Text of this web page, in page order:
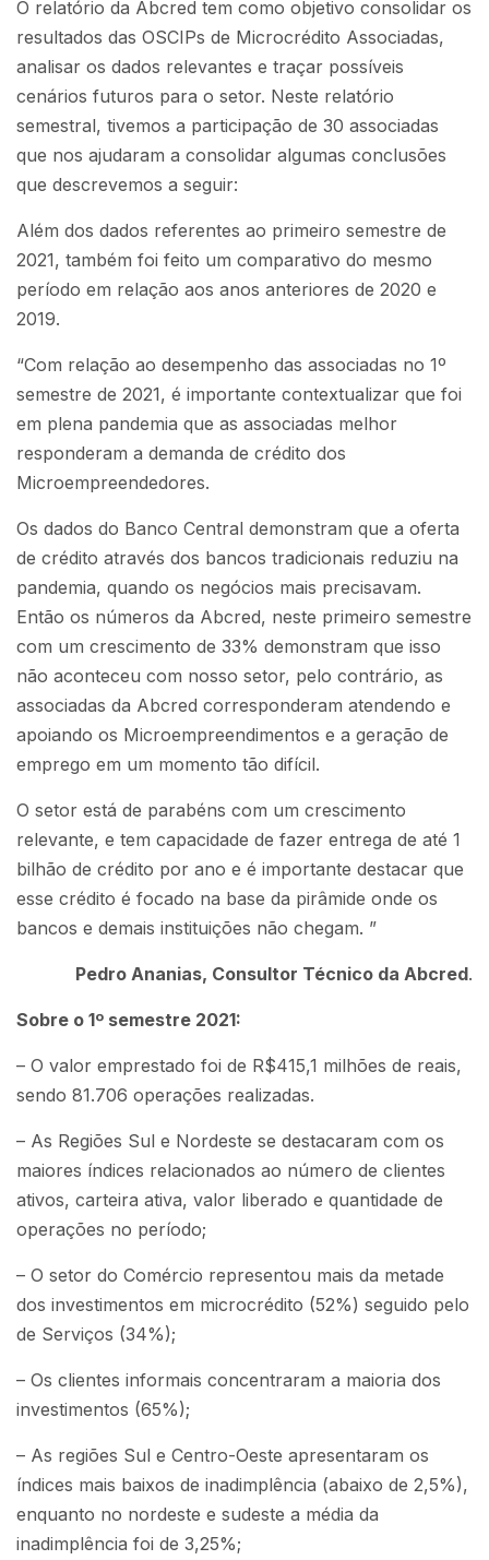
O relatório da Abcred tem como objetivo consolidar os
resultados das OSCIPs de Microcrédito Associadas,
analisar os dados relevantes e traçar possíveis
cenários futuros para o setor. Neste relatório
semestral, tivemos a participação de 30 associadas
que nos ajudaram a consolidar algumas conclusões
que descrevemos a seguir:
Além dos dados referentes ao primeiro semestre de
2021, também foi feito um comparativo do mesmo
período em relação aos anos anteriores de 2020 e
2019.
“Com relação ao desempenho das associadas no 1º
semestre de 2021, é importante contextualizar que foi
em plena pandemia que as associadas melhor
responderam a demanda de crédito dos
Microempreendedores.
Os dados do Banco Central demonstram que a oferta
de crédito através dos bancos tradicionais reduziu na
pandemia, quando os negócios mais precisavam.
Então os números da Abcred, neste primeiro semestre
com um crescimento de 33% demonstram que isso
não aconteceu com nosso setor, pelo contrário, as
associadas da Abcred corresponderam atendendo e
apoiando os Microempreendimentos e a geração de
emprego em um momento tão difícil.
O setor está de parabéns com um crescimento
relevante, e tem capacidade de fazer entrega de até 1
bilhão de crédito por ano e é importante destacar que
esse crédito é focado na base da pirâmide onde os
bancos e demais instituições não chegam. ”
Pedro Ananias, Consultor Técnico da Abcred.
Sobre o 1º semestre 2021:
– O valor emprestado foi de R$415,1 milhões de reais,
sendo 81.706 operações realizadas.
– As Regiões Sul e Nordeste se destacaram com os
maiores índices relacionados ao número de clientes
ativos, carteira ativa, valor liberado e quantidade de
operações no período;
– O setor do Comércio representou mais da metade
dos investimentos em microcrédito (52%) seguido pelo
de Serviços (34%);
– Os clientes informais concentraram a maioria dos
investimentos (65%);
– As regiões Sul e Centro-Oeste apresentaram os
índices mais baixos de inadimplência (abaixo de 2,5%),
enquanto no nordeste e sudeste a média da
inadimplência foi de 3,25%;